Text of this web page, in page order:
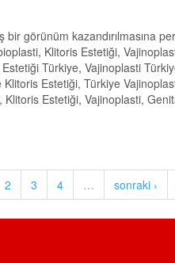
görünüm kazandırılmasına
Klitoris Estetiği,
Türkiye, Vajinoplasti
Estetiği, Türkiye
Estetiği, Vajinoplasti,
2 3 4 … sonraki ›